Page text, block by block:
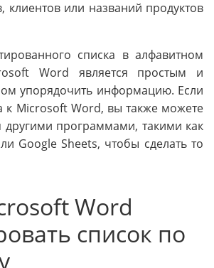
клиентов или названий продуктов
списка в алфавитном
Word является простым и
упорядочить информацию. Если
к Microsoft Word, вы также можете
другими программами, такими как
Google Sheets, чтобы сделать то
Word
список по